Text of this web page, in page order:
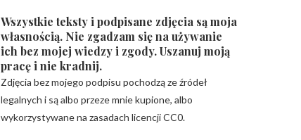
Wszystkie teksty i podpisane zdjęcia są moja
własnością. Nie zgadzam się na używanie
ich bez mojej wiedzy i zgody. Uszanuj moją
pracę i nie kradnij.
Zdjęcia bez mojego podpisu pochodzą ze źródeł
legalnych i są albo przeze mnie kupione, albo
wykorzystywane na zasadach licencji CC0.